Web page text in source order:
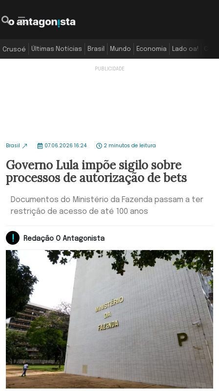
Crusoé Últimas Notícias Brasil Mundo Economia Lado oa!
Brasil 07.06.2026 16:24 2 minutos de leitura
Governo Lula impõe sigilo sobre
processos de autorização de bets
Documentos do Ministério da Fazenda passam a ter
restrição de acesso de até 100 anos
Redação O Antagonista